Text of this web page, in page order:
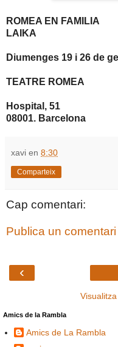
ROMEA EN FAMILIA
LAIKA
Diumenges 19 i 26 de
TEATRE ROMEA
Hospital, 51
08001. Barcelona
xavi en 8:30
Comparteix
Cap comentari:
Publica un
‹
Amics de la Rambla
Amics de La Rambla